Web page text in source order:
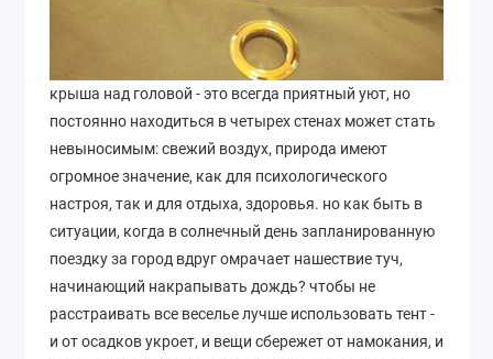
крыша над головой - это всегда приятный уют, но
постоянно находиться в четырех стенах может стать
невыносимым: свежий воздух, природа имеют
огромное значение, как для психологического
настроя, так и для отдыха, здоровья. но как быть в
ситуации, когда в солнечный день запланированную
поездку за город вдруг омрачает нашествие туч,
начинающий накрапывать дождь? чтобы не
расстраивать все веселье лучше использовать тент -
и от осадков укроет, и вещи сбережет от намокания, и